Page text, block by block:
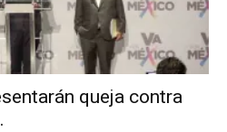
queja contra